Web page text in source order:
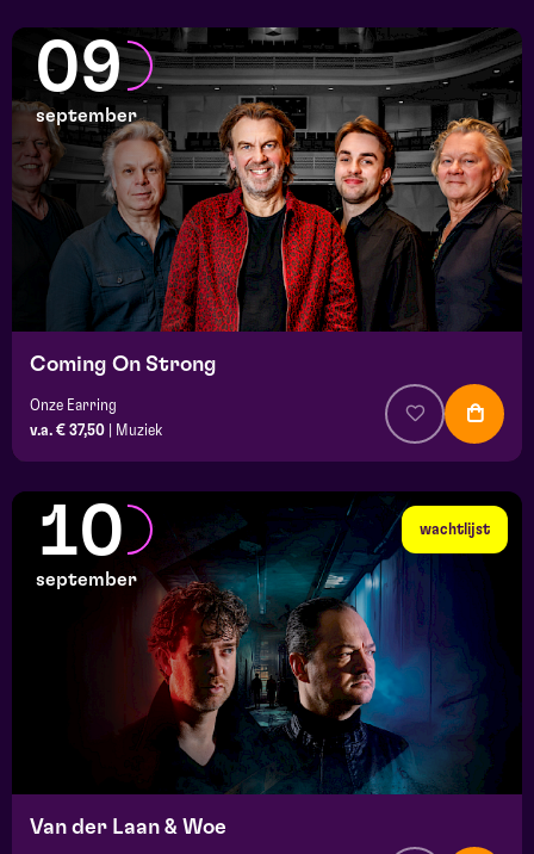
09
september
Coming On Strong
Onze Earring
v.a. € 37,50
Muziek
wachtlijst
10
september
Van der Laan & Woe